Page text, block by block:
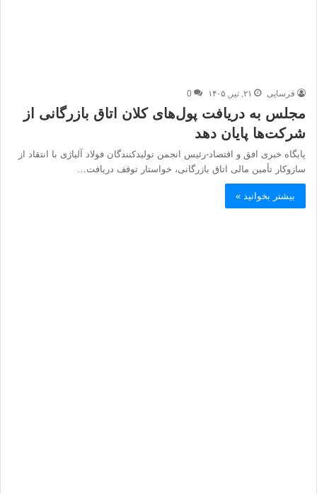
فرسایی ۲۱, تیر, ۱۴۰۵ 0
مجلس به دریافت پول‌های کلان اتاق بازرگانی از
شرکت‌ها پایان دهد
پایگاه خبری افق و اقتصاد-رئیس انجمن تولیدکنندگان فولاد آلیاژی با انتقاد از
سازوکار تأمین مالی اتاق بازرگانی، خواستار توقف دریافت…
بیشتر بخوانید »